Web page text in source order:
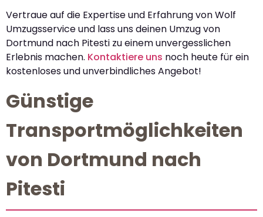
Vertraue auf die Expertise und Erfahrung von Wolf
Umzugsservice und lass uns deinen Umzug von
Dortmund nach Pitesti zu einem unvergesslichen
Erlebnis machen. Kontaktiere uns noch heute für ein
kostenloses und unverbindliches Angebot!
Günstige
Transportmöglichkeiten
von Dortmund nach
Pitesti